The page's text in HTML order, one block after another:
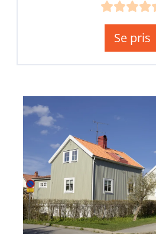
Se pris